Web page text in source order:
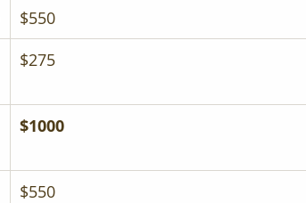
$550
$275
$1000
$550